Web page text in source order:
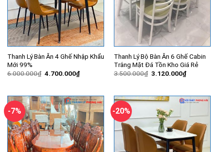
Thanh Lý Bàn Ăn 4 Ghế Nhập Khẩu
Mới 99%
6.000.000₫ Giá
4.700.000₫Giá
hiện
4.700.000₫.
Thanh Lý Bộ Bàn Ăn 6 Ghế Cabin
Trắng Mặt Đá Tồn Kho Giá Rẻ
3.500.000₫ Giá
3.120.000₫Giá
hiện
-7% -20%